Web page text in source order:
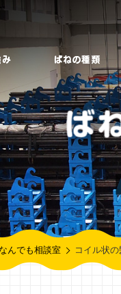
んでも相談室 コイル状